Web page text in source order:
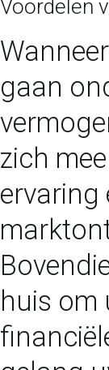
Voordelen
gaan
zich
ervaring
huis om